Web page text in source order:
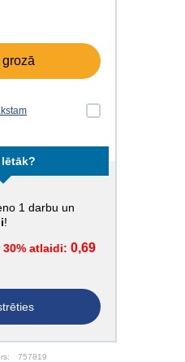
grozā
1 darbu un
!
30% atlaidi: 0,69
757819